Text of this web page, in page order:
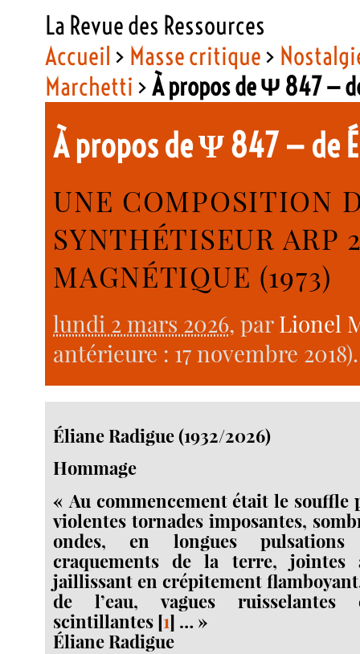
La Revue des Ressources
Accueil > Masse critique>
Marchetti >À propos de Ψ 847 — de
À propos de Ψ 847 — de
UNE COMPOSITION
SYNTHÉTISEUR ARP
MAGNÉTIQUE (1973)
lundi 2 mars 2026, parLionel
antérieure : 17 novembre 2018).
Éliane Radigue (1932/2026)
Hommage
« Au commencement était le souffle
violentes tornades imposantes,
ondes, en longues pulsations
craquements de la terre,
jaillissant en crépitement
de l’eau, vagues ruisselantes
scintillantes [1] … »
Éliane Radigue